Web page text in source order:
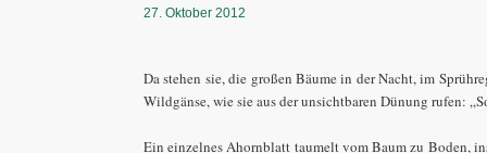
27. Oktober 2012
Da stehen sie, die großen Bäume in der Nacht, im
Wildgänse, wie sie aus der unsichtbaren Dünung rufen:
Ein einzelnes Ahornblatt taumelt vom Baum zu Boden,